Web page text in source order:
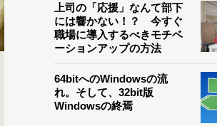
上司の「応援」なんて部下
には響かない！？ 今すぐ
職場に導入するべきモチベ
ーションアップの方法
64bitへのWindowsの流
れ。そして、32bit版
Windowsの終焉